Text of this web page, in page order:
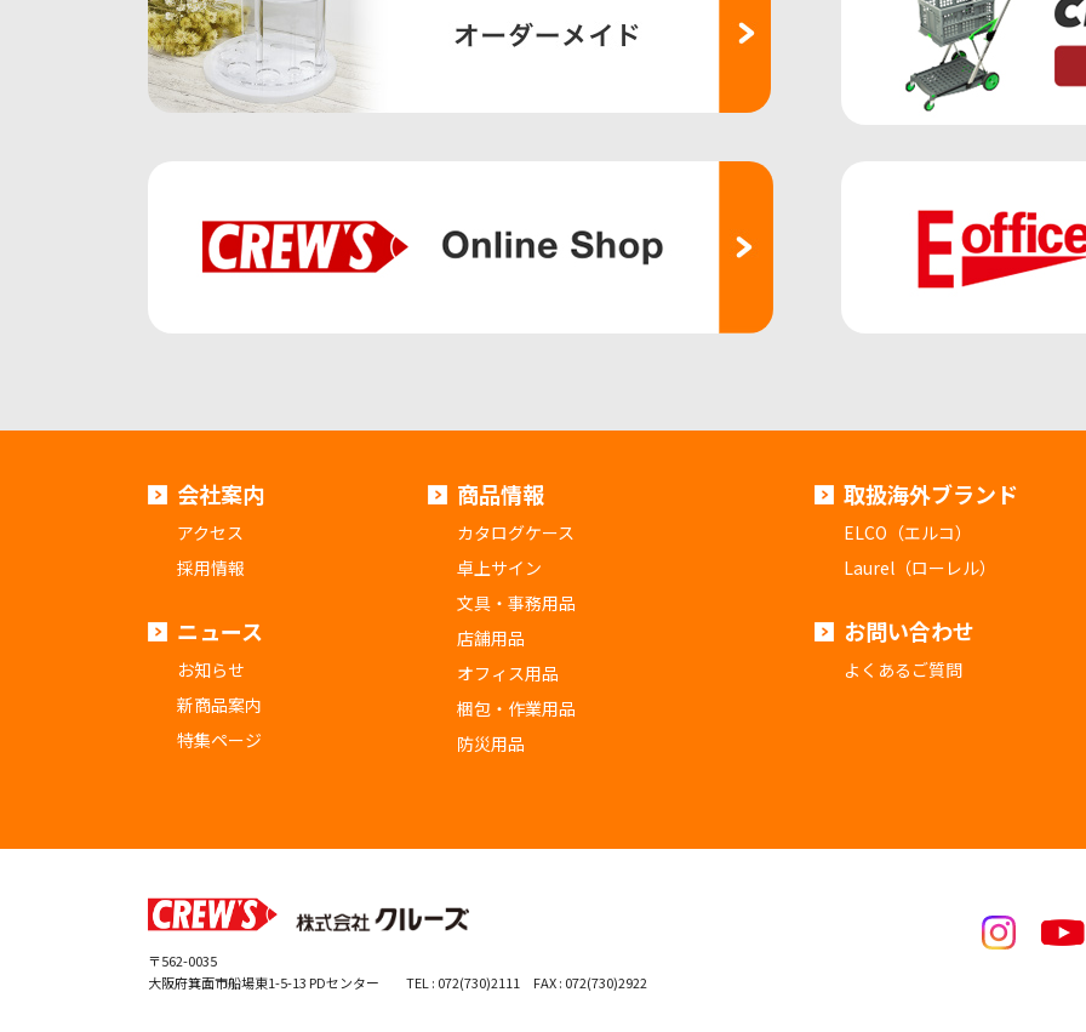
会社案内
アクセス
採用情報
ニュース
お知らせ
新商品案内
特集ページ
商品情報
カタログケース
卓上サイン
文具・事務用品
店舗用品
オフィス用品
梱包・作業用品
防災用品
取扱海外ブランド
ELCO（エルコ）
Laurel（ローレル）
お問い合わせ
よくあるご質問
〒562-0035
大阪府箕面市船場東1-5-13 PDセンター TEL : 072(730)2111 FAX : 072(730)2922